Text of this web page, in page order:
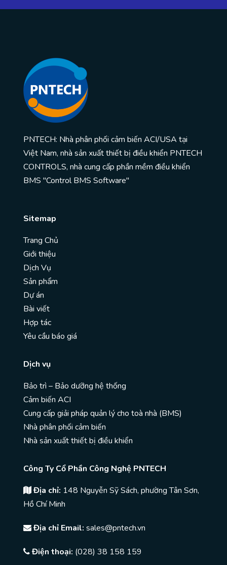
PNTECH: Nhà phân phối cảm biến ACI/USA tại
Việt Nam, nhà sản xuất thiết bị điều khiển PNTECH
CONTROLS, nhà cung cấp phần mềm điều khiển
BMS "Control BMS Software"
Sitemap
Trang Chủ
Giới thiệu
Dịch Vụ
Sản phẩm
Dự án
Bài viết
Hợp tác
Yêu cầu báo giá
Dịch vụ
Bảo trì – Bảo dưỡng hệ thống
Cảm biến ACI
Cung cấp giải pháp quản lý cho toà nhà (BMS)
Nhà phân phối cảm biến
Nhà sản xuất thiết bị điều khiển
Công Ty Cổ Phần Công Nghệ PNTECH
Địa chỉ: 148 Nguyễn Sỹ Sách, phường Tân Sơn,
Hồ Chí Minh
Địa chỉ Email: sales@pntech.vn
Điện thoại: (028) 38 158 159